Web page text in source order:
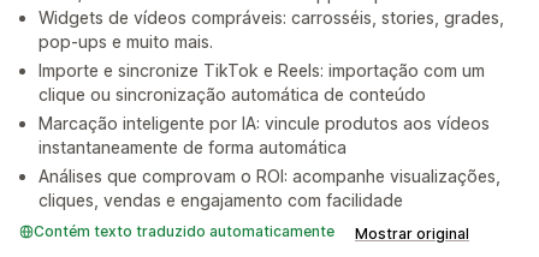
Widgets de vídeos compráveis: carrosséis, stories, grades,
pop-ups e muito mais.
Importe e sincronize TikTok e Reels: importação com um
clique ou sincronização automática de conteúdo
Marcação inteligente por IA: vincule produtos aos vídeos
instantaneamente de forma automática
Análises que comprovam o ROI: acompanhe visualizações,
cliques, vendas e engajamento com facilidade
Contém texto traduzido automaticamente Mostrar original